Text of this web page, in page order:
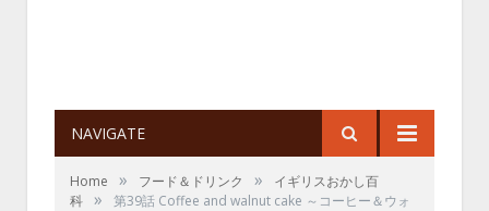
NAVIGATE
Home » フード＆ドリンク »
イギリスおかし百
科 »
第39話 Coffee and walnut cake ～コーヒー＆ウォ